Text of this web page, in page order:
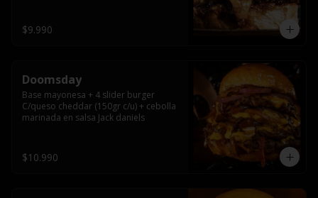
$9.990
Doomsday
Base mayonesa + 4 slider burger
C/queso cheddar (150gr c/u) + cebolla
marinada en salsa Jack daniels
$10.990